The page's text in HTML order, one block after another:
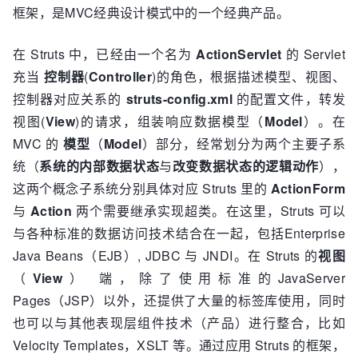
框架，是MVC经典设计模式中的一个经典产品。
在 Struts 中，已经由一个名为ActionServlet 的 Servlet
充当 控制器(Controller)的角色，根据描述模型、视图、
控制器对应关系的 struts-config.xml 的配置文件，转发
视图(View)的请求，组装响应数据模型（Model）。在
MVC 的 模型 （Model）部分，经常划分为两个主要子系
统（系统的内部数据状态与改变数据状态的逻辑动作），
这两个概念子系统分别具体对应 Struts 里的 ActionForm
与Action 两个需要继承实现超类。在这里，Struts 可以
与各种标准的数据访问技术结合在一起，包括Enterprise
Java Beans（EJB）, JDBC 与 JNDI。在 Struts 的视图
（ View） 端，除了使用标准的JavaServer
Pages（JSP）以外，还提供了大量的标签库使用，同时
也可以与其他表现层组件技术（产品）进行整合，比如
Velocity Templates，XSLT 等。通过应用 Struts 的框架，